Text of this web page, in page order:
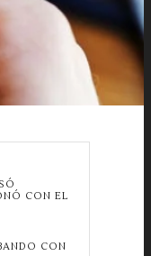
CON EL
CON